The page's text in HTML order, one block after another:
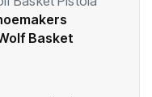
Basket